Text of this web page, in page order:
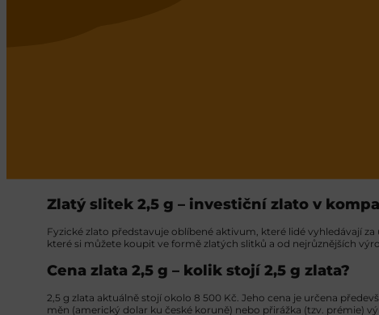
Zlatý slitek 2,5 g – investiční zlato v
Fyzické zlato představuje oblíbené aktivum, které lidé vyhledávají
které si můžete koupit ve formě zlatých slitků a od nejrůznějších
Cena zlata 2,5 g – kolik stojí 2,5 g zlata?
2,5 g zlata aktuálně stojí okolo 8 500 Kč. Jeho cena je určena
měn (americký dolar ku české koruně) nebo přirážka (tzv. prémie)